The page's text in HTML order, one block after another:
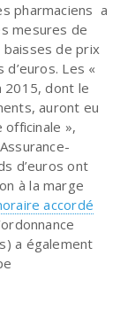
pharmaciens a
mesures de
de prix
Les «
2015, dont le
auront eu
»,
d’euros ont
à la marge
accordé
a également